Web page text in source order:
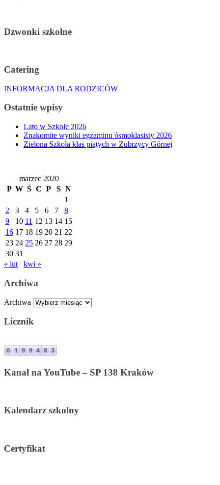
Dzwonki szkolne
Catering
INFORMACJA DLA RODZICÓW
Ostatnie wpisy
Lato w Szkole 2026
Znakomite wyniki egzaminu ósmoklasisty 2026
Zielona Szkoła klas piątych w Zubrzycy Górnej
marzec 2020
P W Ś C P S N
1
2
3 4 5 6 7
8
9
10 11 12 13 14 15
16 17 18 19 20 21 22
23 24 25 26 27 28 29
30 31
« lut
kwi »
Archiwa
Archiwa
Licznik
Kanał na YouTube – SP 138 Kraków
Kalendarz szkolny
Certyfikat